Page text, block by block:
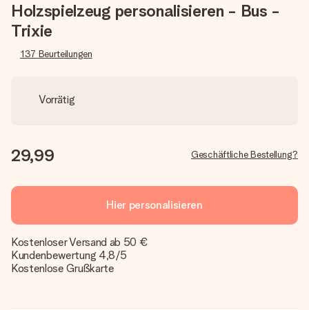
Holzspielzeug personalisieren - Bus -
Trixie
137 Beurteilungen
Vorrätig
29,99 Geschäftliche Bestellung?
Hier personalisieren
Kostenloser Versand ab 50 €
Kundenbewertung 4,8/5
Kostenlose Grußkarte